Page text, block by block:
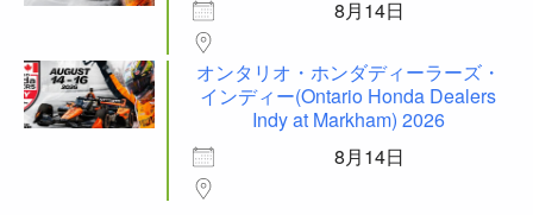
8月14日
オンタリオ・ホンダディーラーズ・
インディー(Ontario Honda Dealers
Indy at Markham) 2026
8月14日